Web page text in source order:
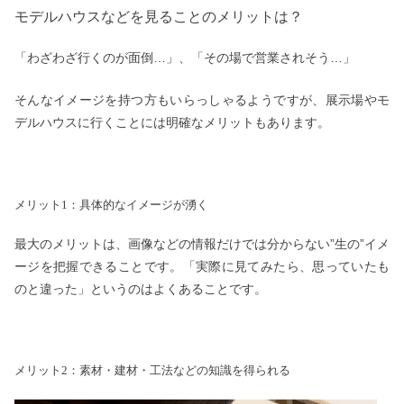
モデルハウスなどを見ることのメリットは？
「わざわざ行くのが面倒…」、「その場で営業されそう…」
そんなイメージを持つ方もいらっしゃるようですが、展示場やモ
デルハウスに行くことには明確なメリットもあります。
メリット1：具体的なイメージが湧く
最大のメリットは、画像などの情報だけでは分からない”生の”イメ
ージを把握できることです。「実際に見てみたら、思っていたも
のと違った」というのはよくあることです。
メリット2：素材・建材・工法などの知識を得られる